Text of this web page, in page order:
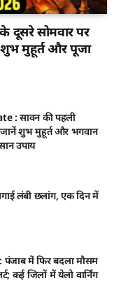
दूसरे सोमवार पर
शुभ मुहूर्त और पूजा
: सावन की पहली
शुभ मुहूर्त और भगवान
उपाय
लंबी छलांग, एक दिन में
में फिर बदला मौसम
कई जिलों में येलो वार्निंग